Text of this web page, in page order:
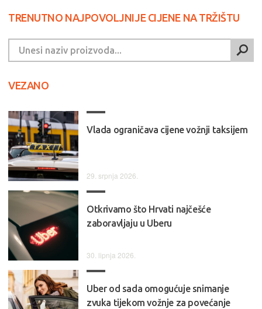
TRENUTNO NAJPOVOLJNIJE CIJENE NA TRŽIŠTU
VEZANO
Vlada ograničava cijene vožnji taksijem
29. srpnja 2026.
Otkrivamo što Hrvati najčešće
zaboravljaju u Uberu
30. lipnja 2026.
Uber od sada omogućuje snimanje
zvuka tijekom vožnje za povećanje